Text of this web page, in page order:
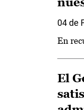
04 de
En
El